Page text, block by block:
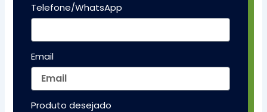
Telefone/WhatsApp
Email
Produto desejado